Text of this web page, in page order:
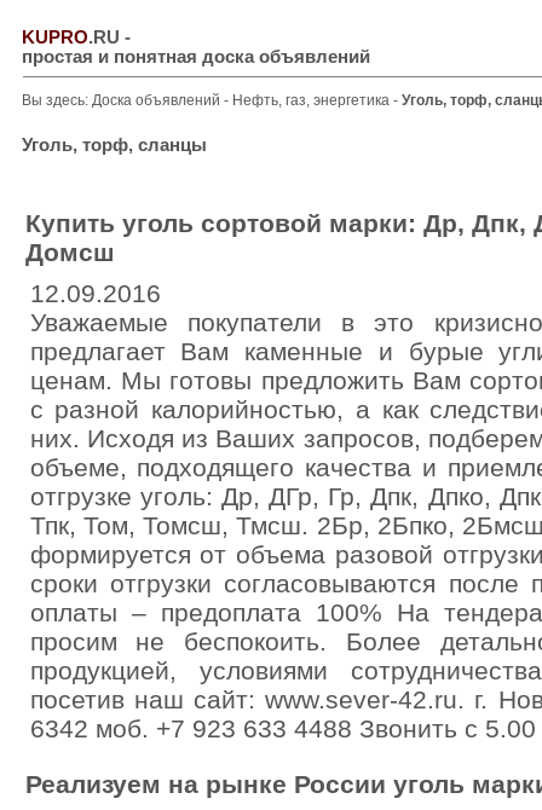
KUPRO.RU -
простая и понятная доска объявлений
Вы здесь: Доска объявлений - Нефть, газ, энергетика - Уголь, торф,
Уголь, торф, сланцы
Купить уголь сортовой марки: Др,
Домсш
12.09.2016
Уважаемые покупатели в это
предлагает Вам каменные и бурые
ценам. Мы готовы предложить Вам
с разной калорийностью, а как
них. Исходя из Ваших запросов,
объеме, подходящего качества и
отгрузке уголь: Др, ДГр, Гр, Дпк, Дпко,
Тпк, Том, Томсш, Тмсш. 2Бр, 2Бпко,
формируется от объема разовой
сроки отгрузки согласовываются после
оплаты – предоплата 100% На
просим не беспокоить. Более
продукцией, условиями
посетив наш сайт: www.sever-42.ru. г.
6342 моб. +7 923 633 4488 Звонить с
Реализуем на рынке России уголь